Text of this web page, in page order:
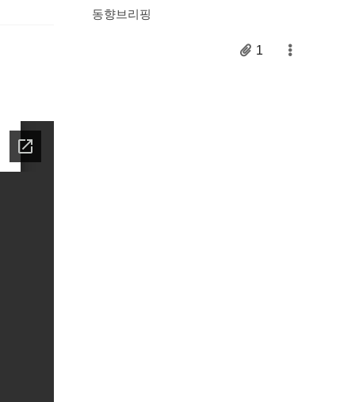
동향브리핑
1